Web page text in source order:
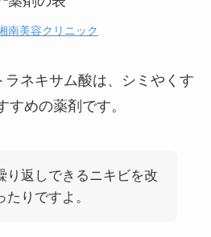
南美容クリニック
ラネキサム酸は、シミやくす
めの薬剤です。
り返しできるニキビを改
りですよ。